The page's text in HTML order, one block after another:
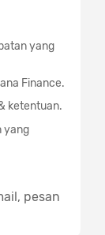
yang
Finance.
ketentuan.
yang
pesan